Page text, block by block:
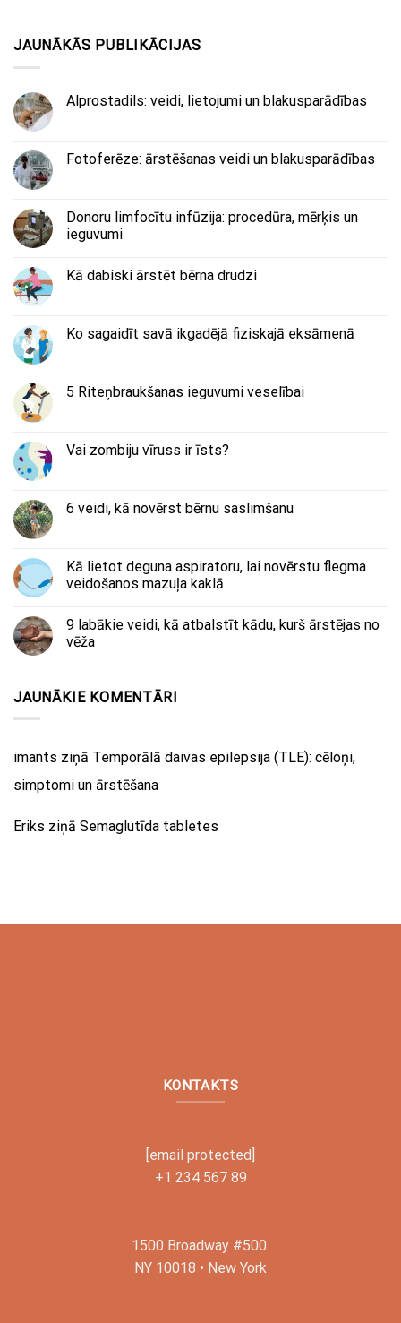
JAUNĀKĀS PUBLIKĀCIJAS
Alprostadils: veidi, lietojumi un blakusparādības
Fotoferēze: ārstēšanas veidi un blakusparādības
Donoru limfocītu infūzija: procedūra, mērķis un
ieguvumi
Kā dabiski ārstēt bērna drudzi
Ko sagaidīt savā ikgadējā fiziskajā eksāmenā
5 Riteņbraukšanas ieguvumi veselībai
Vai zombiju vīruss ir īsts?
6 veidi, kā novērst bērnu saslimšanu
Kā lietot deguna aspiratoru, lai novērstu flegma
veidošanos mazuļa kaklā
9 labākie veidi, kā atbalstīt kādu, kurš ārstējas no
vēža
JAUNĀKIE KOMENTĀRI
imants ziņā Temporālā daivas epilepsija (TLE): cēloņi,
simptomi un ārstēšana
Eriks ziņā Semaglutīda tabletes
KONTAKTS
[email protected]
+1 234 567 89
1500 Broadway #500
NY 10018 • New York